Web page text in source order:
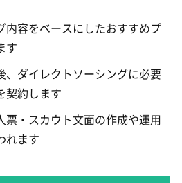
容をベースにしたおすすめプ
す
ダイレクトソーシングに必要
契約します
・スカウト文面の作成や運用
れます